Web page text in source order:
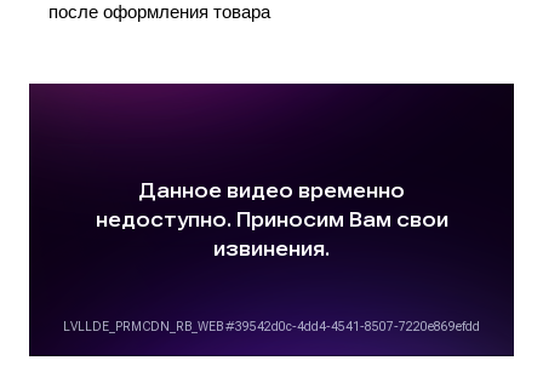
после оформления товара